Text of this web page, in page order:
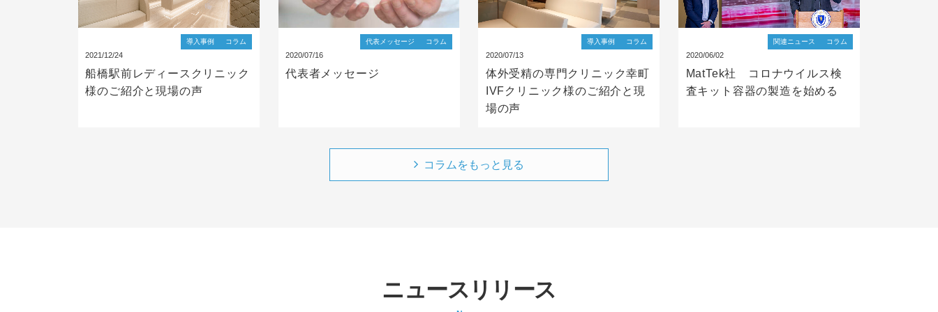
導入事例 コラム
2021/12/24
船橋駅前レディースクリニック
様のご紹介と現場の声
代表メッセージ コラム
2020/07/16
代表者メッセージ
導入事例 コラム
2020/07/13
体外受精の専門クリニック幸町
IVFクリニック様のご紹介と現
場の声
関連ニュース コラム
2020/06/02
MatTek社 コロナウイルス検
査キット容器の製造を始める
コラムをもっと見る
ニュースリリース